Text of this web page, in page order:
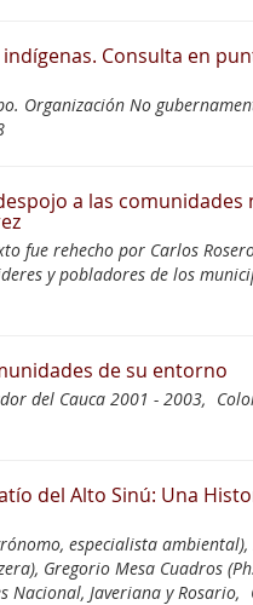
Consulta en
Organización No
a las comunidades
fue rehecho por Carlos
y pobladores de los
de su entorno
del Cauca 2001 - 2003,
del Alto Sinú: Una
especialista
Gregorio Mesa Cuadros
Nacional, Javeriana y Rosario,